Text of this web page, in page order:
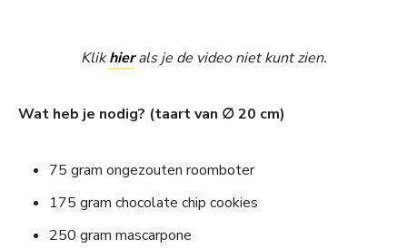
Klikhierals je de video niet kunt zien.
Wat heb je nodig? (taart van ∅ 20 cm)
75 gram ongezouten roomboter
175 gram chocolate chip cookies
250 gram mascarpone